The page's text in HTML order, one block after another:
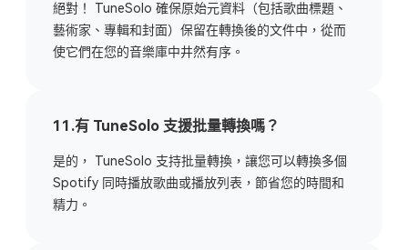
絕對！ TuneSolo 確保原始元資料（包括歌曲標題、
藝術家、專輯和封面）保留在轉換後的文件中，從而
使它們在您的音樂庫中井然有序。
11.有 TuneSolo 支援批量轉換嗎？
是的， TuneSolo 支持批量轉換，讓您可以轉換多個
Spotify 同時播放歌曲或播放列表，節省您的時間和
精力。